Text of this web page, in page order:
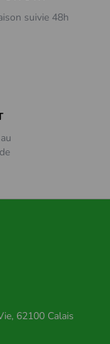
suivie 48h
62100 Calais